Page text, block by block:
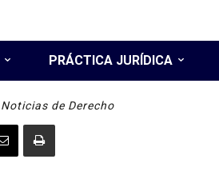
PRÁCTICA JURÍDICA
Noticias de Derecho